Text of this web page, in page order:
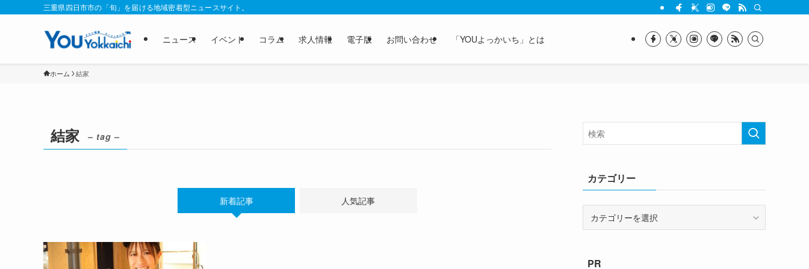
三重県四日市市の「旬」を届ける地域密着型ニュースサイト。
ニュース イベント コラム 求人情報 電子版 お問い合わせ 「YOUよっかいち」とは
ホーム 結家
結家 – tag –
新着記事 人気記事
カテゴリー
ーPR